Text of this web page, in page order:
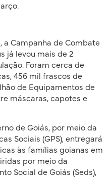
a Campanha de Combate
já levou mais de 2
Foram cerca de
456 mil frascos de
de Equipamentos de
máscaras, capotes e
de Goiás, por meio da
Sociais (GPS), entregará
às famílias goianas em
por meio da
Social de Goiás (Seds),